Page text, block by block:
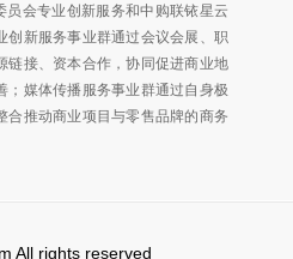
会专业创新服务和中购联铱星云
创新服务事业群通过会议会展、职
链接、资本合作，协同促进商业地
；媒体传播服务事业群通过自身极
合推动商业项目与零售品牌的商务
All rights reserved